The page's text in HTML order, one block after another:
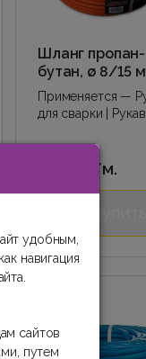
Шланг пропан-
бутан, ø 8/15
Применяется —
для сварки | Рукав
пропана-бутана |..
/м.
удобным,
навигация
сайтов
путем